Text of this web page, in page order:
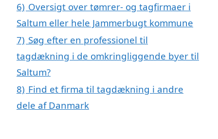
6) Oversigt over tømrer- og tagfirmaer i
Saltum eller hele Jammerbugt kommune
7) Søg efter en professionel til
tagdækning i de omkringliggende byer til
Saltum?
8) Find et firma til tagdækning i andre
dele af Danmark